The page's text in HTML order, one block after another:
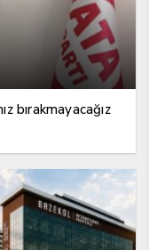
bırakmayacağız